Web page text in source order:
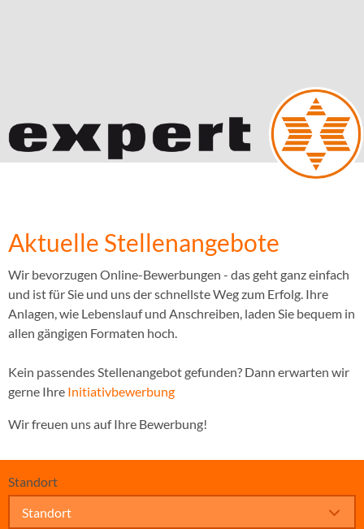
Aktuelle Stellenangebote
Wir bevorzugen Online-Bewerbungen - das geht ganz einfach
und ist für Sie und uns der schnellste Weg zum Erfolg. Ihre
Anlagen, wie Lebenslauf und Anschreiben, laden Sie bequem in
allen gängigen Formaten hoch.
Kein passendes Stellenangebot gefunden? Dann erwarten wir
gerne Ihre Initiativbewerbung
Wir freuen uns auf Ihre Bewerbung!
Standort
Standort